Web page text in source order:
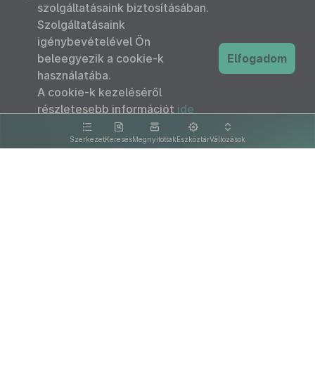
SzerkezetKeresésMegnyitottakEszköztárVáltozások
szolgáltatásaink biztosításában.
Szolgáltatásaink
igénybevételével Ön
beleegyezik a cookie-k
használatába.
A cookie-k kezeléséről
részletesebb információt ide
kattintva olvashat.
Elfogadom